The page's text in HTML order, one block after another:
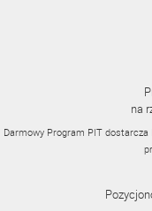
na
Darmowy Program PIT